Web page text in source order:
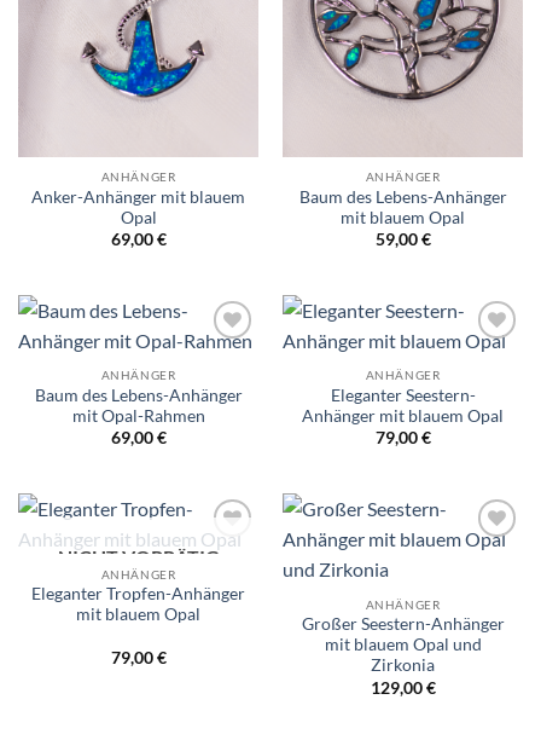
ANHÄNGER
Anker-Anhänger mit blauem
Opal
69,00€
ANHÄNGER
Baum des Lebens-Anhänger
mit blauem Opal
59,00€
Wunschliste
ANHÄNGER
Baum des Lebens-Anhänger
mit Opal-Rahmen
69,00€
Wunschliste
ANHÄNGER
Eleganter Seestern-
Anhänger mit blauem Opal
79,00€
Wunschliste
NICHT VORRÄTIG
ANHÄNGER
Eleganter Tropfen-Anhänger
mit blauem Opal
79,00€
Wunschliste
ANHÄNGER
Großer Seestern-Anhänger
mit blauem Opal und
Zirkonia
129,00€